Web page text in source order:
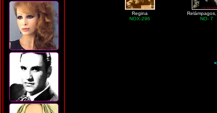
Regina
NOX-296
NO- 7